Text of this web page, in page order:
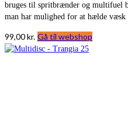
bruges til spritbrænder og multifuel
man har mulighed for at hælde væsk
99,00kr. Gå til webshop